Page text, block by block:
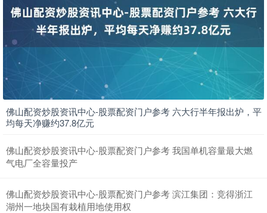
佛山配资炒股资讯中心-股票配资门户参考 六大行半年报出炉，平
均每天净赚约37.8亿元
佛山配资炒股资讯中心-股票配资门户参考 我国单机容量最大燃
气电厂全容量投产
佛山配资炒股资讯中心-股票配资门户参考 滨江集团：竞得浙江
湖州一地块国有栽植用地使用权